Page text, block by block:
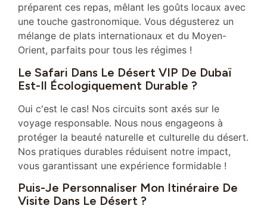
préparent ces repas, mêlant les goûts locaux avec
une touche gastronomique. Vous dégusterez un
mélange de plats internationaux et du Moyen-
Orient, parfaits pour tous les régimes !
Le Safari Dans Le Désert VIP De Dubaï
Est-Il Écologiquement Durable ?
Oui c'est le cas! Nos circuits sont axés sur le
voyage responsable. Nous nous engageons à
protéger la beauté naturelle et culturelle du désert.
Nos pratiques durables réduisent notre impact,
vous garantissant une expérience formidable !
Puis-Je Personnaliser Mon Itinéraire De
Visite Dans Le Désert ?